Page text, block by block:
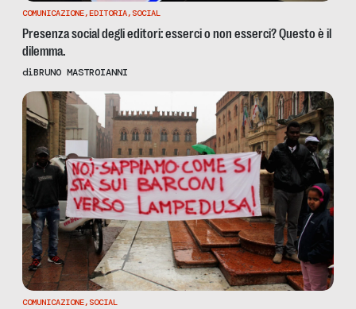
COMUNICAZIONE,EDITORIA, SOCIAL
Presenza social degli editori: esserci o non esserci? Questo è il
dilemma.
diBRUNO MASTROIANNI
COMUNICAZIONE, SOCIAL